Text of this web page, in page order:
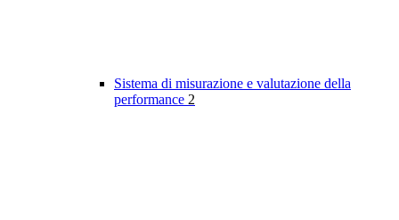
Sistema di misurazione e valutazione della
performance 2